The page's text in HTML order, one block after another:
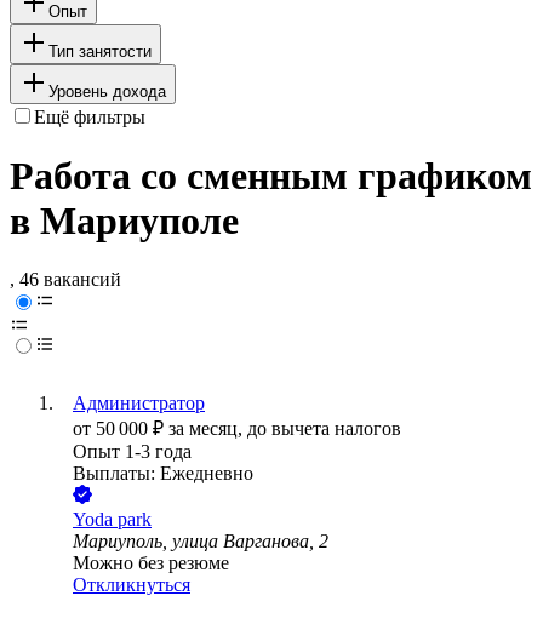
Опыт
Тип занятости
Уровень дохода
Ещё фильтры
Работа со сменным графиком
в Мариуполе
, 46 вакансий
Администратор
от 50 000 ₽ за месяц, до вычета налогов
Опыт 1-3 года
Выплаты: Ежедневно
Yoda park
Мариуполь, улица Варганова, 2
Можно без резюме
Откликнуться